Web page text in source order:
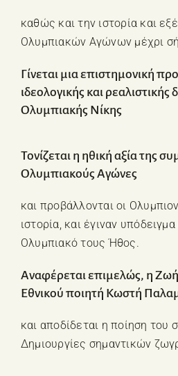
καθώς και την ιστορία και
Ολυμπιακών Αγώνων μέχρι
Γίνεται μια επιστημονική
ιδεολογικής και ρεαλιστικής
Ολυμπιακής Νίκης
Τονίζεται η ηθική αξία της
Ολυμπιακούς Αγώνες
και προβάλλονται οι
ιστορία, και έγιναν υπόδειγμα
Ολυμπιακό τους Ήθος.
Αναφέρεται επιμελώς, η Ζωή
Εθνικού ποιητή Κωστή
και αποδίδεται η ποίηση του
Δημιουργίες σημαντικών